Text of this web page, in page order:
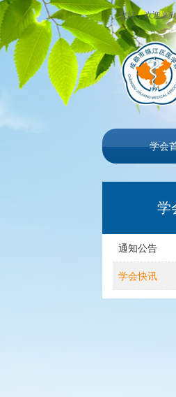
您好，欢迎来
学会
学
通知公告
学会快讯